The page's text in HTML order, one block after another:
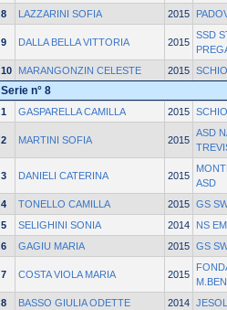
8 LAZZARINI SOFIA 2015
9 DALLA BELLA VITTORIA 2015
SSD
10 MARANGONZIN CELESTE 2015
Serie n° 8
1 GASPARELLA CAMILLA 2015
2 MARTINI SOFIA 2015
ASD
3 DANIELI CATERINA 2015
ASD
4 TONELLO CAMILLA 2015 GS
5
SELIGHINI SONIA 2014 NS
6
GAGIU MARIA 2015 GS
7 COSTA VIOLA MARIA 2015
8 BASSO GIULIA ODETTE 2014